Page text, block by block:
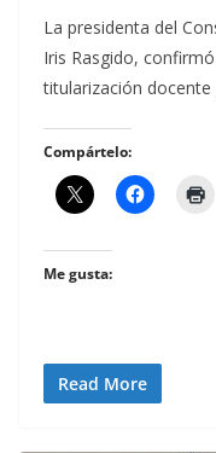
La presidenta del
Iris Rasgido,
titularización docente
Compártelo:
Me gusta:
Read More